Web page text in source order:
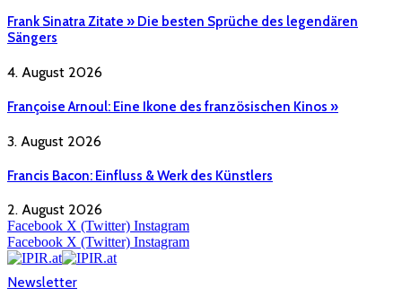
Frank Sinatra Zitate » Die besten Sprüche des legendären
Sängers
4. August 2026
Françoise Arnoul: Eine Ikone des französischen Kinos »
3. August 2026
Francis Bacon: Einfluss & Werk des Künstlers
2. August 2026
Facebook X (Twitter) Instagram
Facebook X (Twitter) Instagram
Newsletter